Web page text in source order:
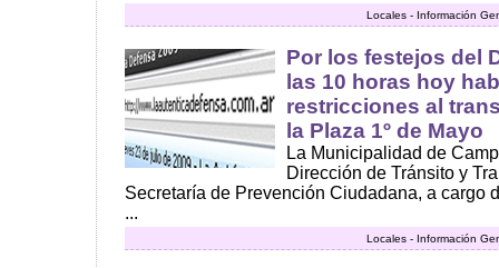
Locales - Información
Por los festejos del
las 10 horas hoy
restricciones al
la Plaza 1º de Mayo
La Municipalidad de
Dirección de Tránsito y
Secretaría de Prevención Ciudadana, a cargo
...
Locales - Información